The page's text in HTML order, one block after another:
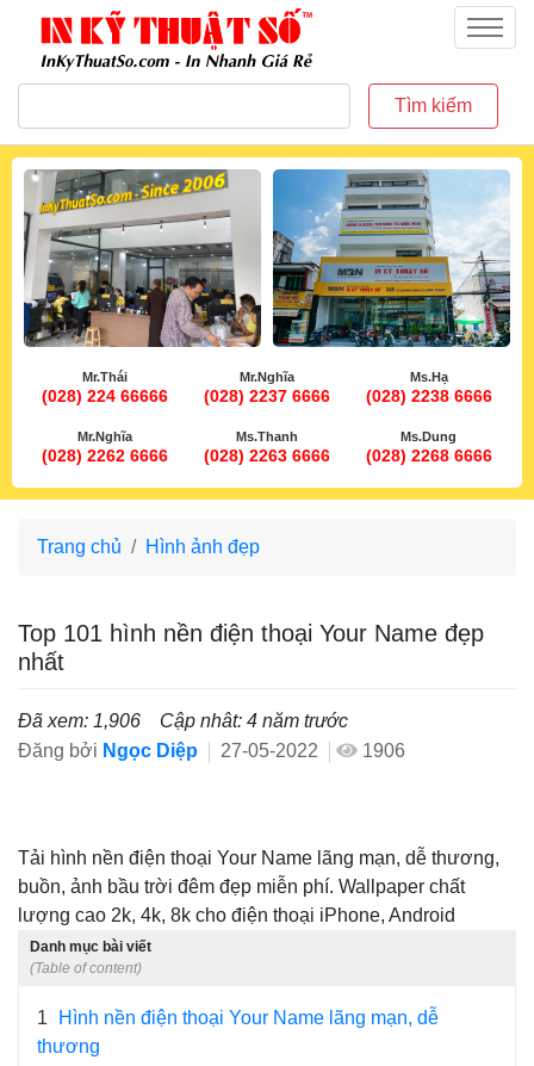
inkythuatso.com
Menu
Tìm kiếm
Mr.Thái
(028) 224 66666
Mr.Nghĩa
(028) 2237 6666
Ms.Hạ
(028) 2238 6666
Mr.Nghĩa
(028) 2262 6666
Ms.Thanh
(028) 2263 6666
Ms.Dung
(028) 2268 6666
Trang chủ Hình ảnh đẹp
Top 101 hình nền điện thoại Your Name đẹp
nhất
Đã xem: 1,906
Cập nhât: 4 năm trước
Đăng bởi Ngọc Diệp 27-05-2022 1906
Tải hình nền điện thoại Your Name lãng mạn, dễ thương,
buồn, ảnh bầu trời đêm đẹp miễn phí. Wallpaper chất
lượng cao 2k, 4k, 8k cho điện thoại iPhone, Android
Danh mục bài viết
(Table of content)
1
Hình nền điện thoại Your Name lãng mạn, dễ
thương